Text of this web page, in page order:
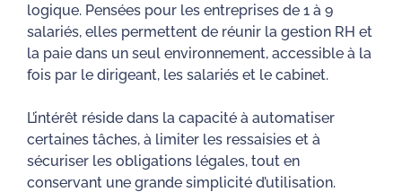
logique. Pensées pour les entreprises de 1 à 9
salariés, elles permettent de réunir la gestion RH et
la paie dans un seul environnement, accessible à la
fois par le dirigeant, les salariés et le cabinet.
L’intérêt réside dans la capacité à automatiser
certaines tâches, à limiter les ressaisies et à
sécuriser les obligations légales, tout en
conservant une grande simplicité d’utilisation.